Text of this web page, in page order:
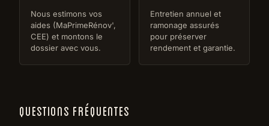
Nous estimons vos
aides (MaPrimeRénov',
CEE) et montons le
dossier avec vous.
Entretien annuel et
ramonage assurés
pour préserver
rendement et garantie.
QUESTIONS FRÉQUENTES